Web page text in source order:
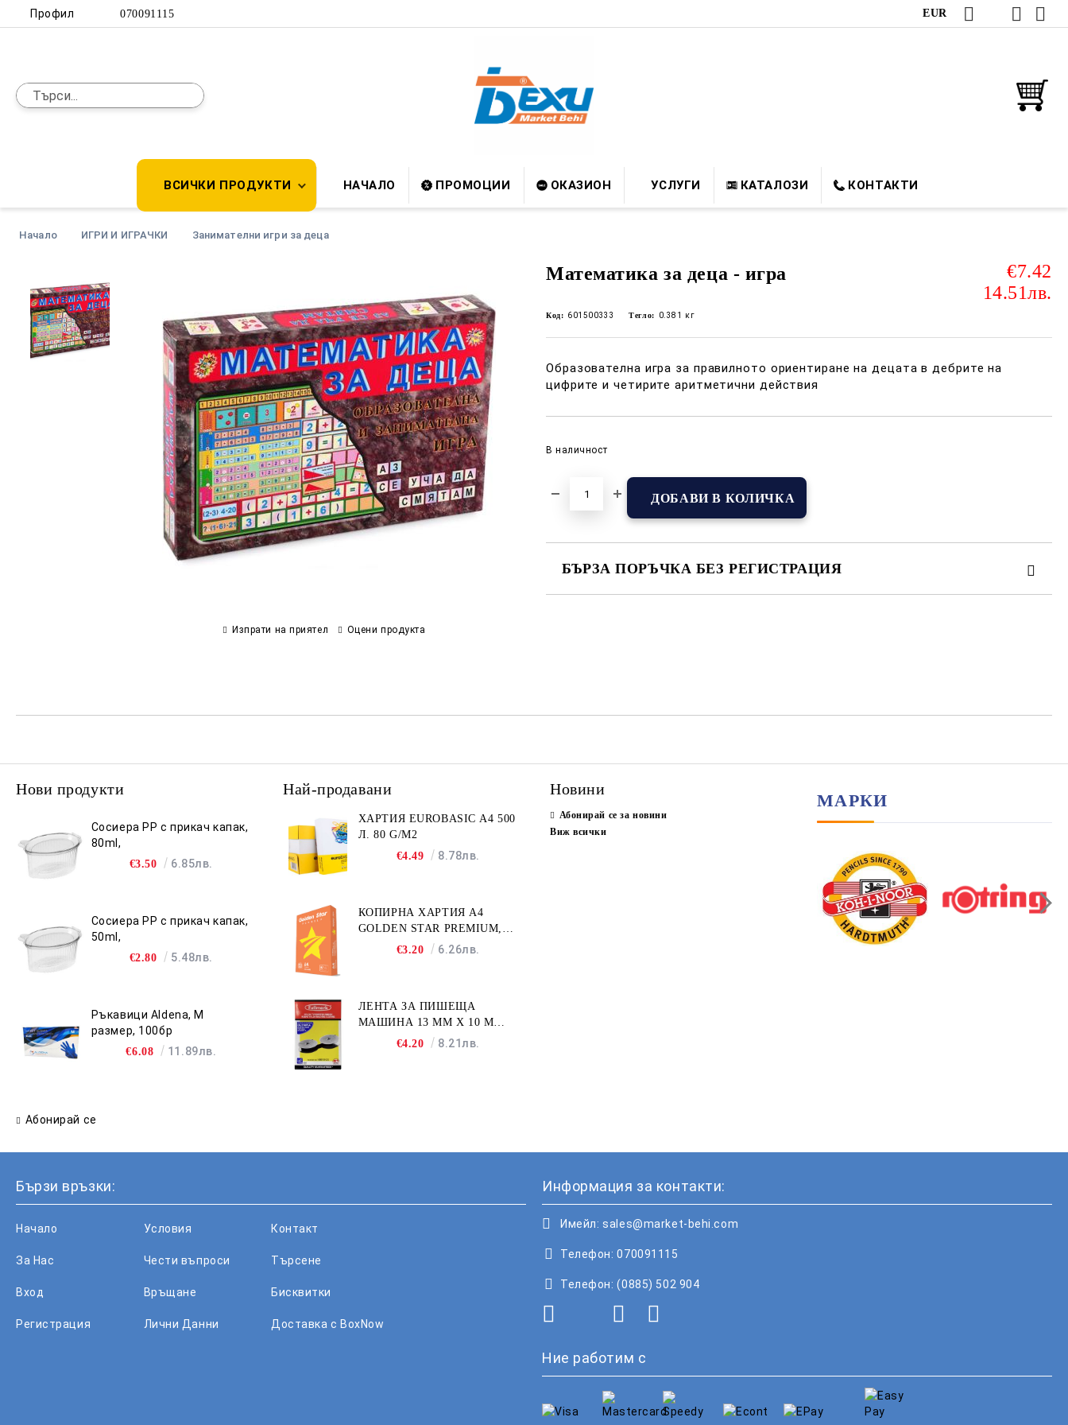
Профил 070091115 EUR
ВСИЧКИ ПРОДУКТИ НАЧАЛО ПРОМОЦИИ ОКАЗИОН УСЛУГИ КАТАЛОЗИ КОНТАКТИ
Начало ИГРИ И ИГРАЧКИ Занимателни игри за деца
Математика за деца - игра
€7.42
14.51лв.
Код: 601500333 Тегло: 0.381 кг
Образователна игра за правилното ориентиране на децата в дебрите на
цифрите и четирите аритметични действия
В наличност
БЪРЗА ПОРЪЧКА БЕЗ РЕГИСТРАЦИЯ
Изпрати на приятел Оцени продукта
Нови продукти
Сосиера PP с прикач капак,
80ml,
€3.50 6.85лв.
Сосиера PP с прикач капак,
50ml,
€2.80 5.48лв.
Ръкавици Aldena, M
размер, 100бр
€6.08 11.89лв.
Абонирай се
Най-продавани
ХАРТИЯ EUROBASIC А4 500
Л. 80 G/M2
€4.49
8.78лв.
КОПИРНА ХАРТИЯ A4
GOLDEN STAR PREMIUM,
€3.20 6.26лв.
ЛЕНТА ЗА ПИШЕЩА
МАШИНА 13 MM X 10 M
FULLMARK N001BK2S
€4.20 8.21лв.
Новини
Абонирай се за новини
Виж всички
МАРКИ
Бързи връзки:
Начало
За Нас
Вход
Регистрация
Условия
Чести въпроси
Връщане
Лични Данни
Контакт
Търсене
Бисквитки
Доставка с BoxNow
Информация за контакти:
Имейл: sales@market-behi.com
Телефон: 070091115
Телефон: (0885) 502 904
Ние работим с